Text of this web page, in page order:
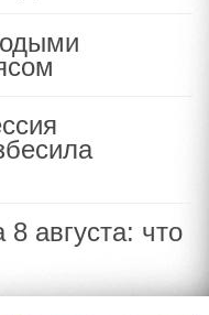
августа: что